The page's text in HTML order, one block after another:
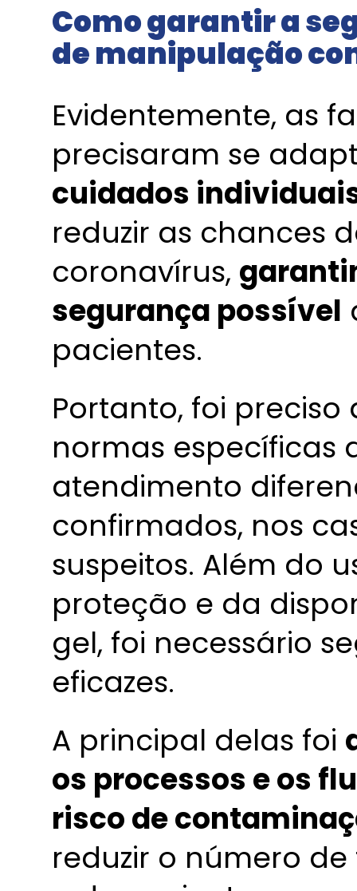
Como garantir a
de manipulação
Evidentemente, as
precisaram se
cuidados
reduzir as chances
coronavírus,
segurança possível
pacientes.
Portanto, foi
normas específicas
atendimento
confirmados, nos
suspeitos. Além do
proteção e da
gel, foi necessário
eficazes.
A principal delas foi
os processos e os
risco de
reduzir o número